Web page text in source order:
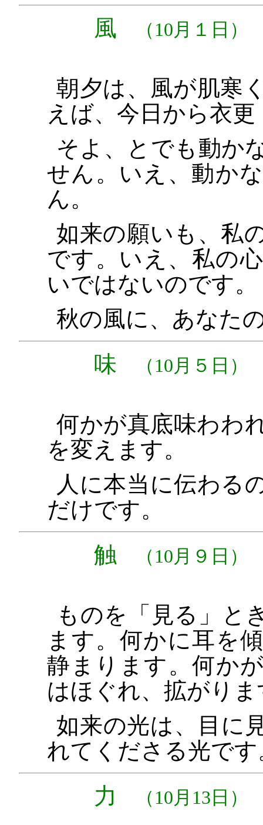
風 （10月１日）
朝夕は、風が肌寒
えば、今日から衣
そよ、とでも動か
せん。いえ、動か
ん。
如来の願いも、私
です。いえ、私の
いではないのです。
秋の風に、あなた
味 （10月５日）
何かが真底味わわ
を変えます。
人に本当に伝わる
だけです。
触 （10月９日）
ものを「見る」と
ます。何かに耳を
静まります。何か
はほぐれ、拡がりま
如来の光は、目に
れてくださる光です
力
（10月13日）